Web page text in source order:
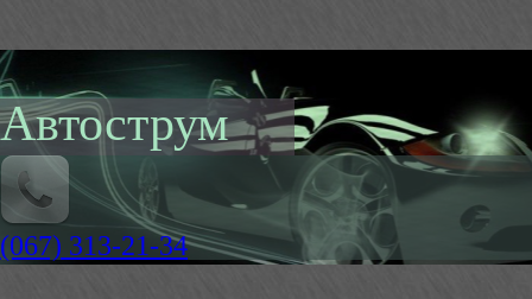
Автострум
(067) 313-21-34